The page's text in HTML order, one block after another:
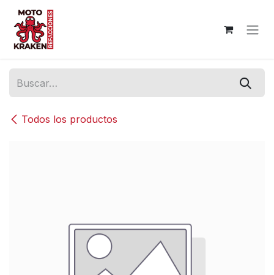
Ir al contenido
Todos los productos